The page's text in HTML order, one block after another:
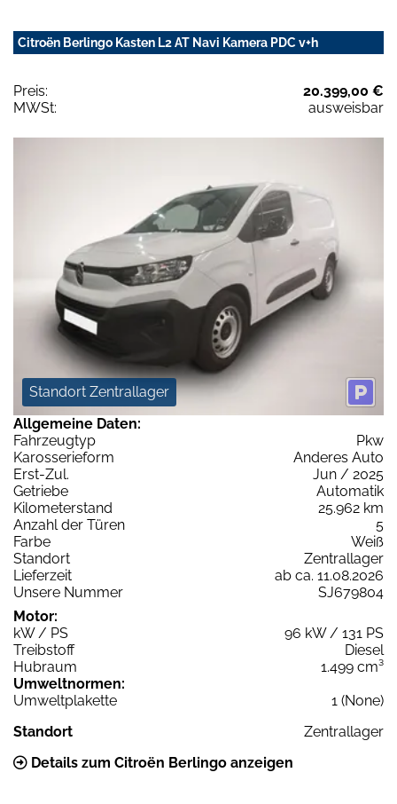
Citroën Berlingo Kasten L2 AT Navi Kamera PDC v+h
Preis:
20.399,00 €
MWSt:
ausweisbar
Standort Zentrallager
Allgemeine Daten:
Fahrzeugtyp
Pkw
Karosserieform
Anderes Auto
Erst-Zul.
Jun / 2025
Getriebe
Automatik
Kilometerstand
25.962 km
Anzahl der Türen
5
Farbe
Weiß
Standort
Zentrallager
Lieferzeit
ab ca. 11.08.2026
Unsere Nummer
SJ679804
Motor:
kW / PS
96 kW / 131 PS
Treibstoff
Diesel
Hubraum
1.499 cm³
Umweltnormen:
Umweltplakette
1 (None)
Standort
Zentrallager
Details zum Citroën Berlingo anzeigen